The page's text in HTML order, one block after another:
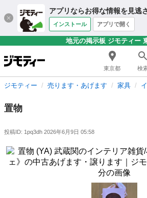
アプリならお得な情報を見逃
インストール アプリで開く
地元の掲示板 ジモティー
東京都 検
ジモティー 売ります・あげます 家具
置物
投稿ID: 1pq3dh 2026年6月9日 05:58